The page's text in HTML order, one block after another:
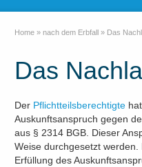
Home » nach dem Erbfall » Das
Das
Der Pflichtteilsberechtigte
Auskunftsanspruch gegen
aus § 2314 BGB. Dieser
Weise durchgesetzt
Erfüllung des